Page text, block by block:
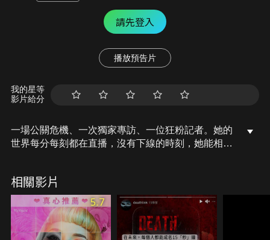
請先登入
播放預告片
我的星等
影片給分
一場公關危機、一次獨家專訪、一位狂粉記者。她的
世界每分每刻都在直播，沒有下線的時刻，她能相信
相關影片
5.7